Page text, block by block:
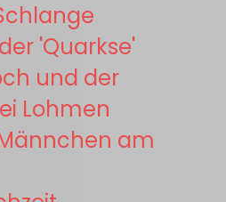
'Quarkse'
und der
Lohmen
am